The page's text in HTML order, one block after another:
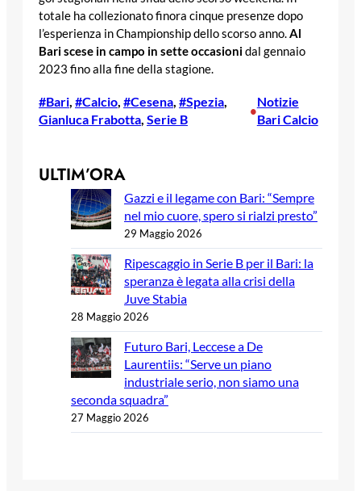
totale ha collezionato finora cinque presenze dopo
l’esperienza in Championship dello scorso anno.Al
Bari scese in campo in sette occasionidal gennaio
2023 fino alla fine della stagione.
#Bari, #Calcio, #Cesena, #Spezia
Gianluca Frabotta, Serie B
•
Notizie
Bari Calcio
ULTIM’ORA
Gazzi e il legame con Bari: “Sempre
nel mio cuore, spero si rialzi presto”
29 Maggio 2026
Ripescaggio in Serie B per il Bari: la
speranza è legata alla crisi della
Juve Stabia
28 Maggio 2026
Futuro Bari, Leccese a De
Laurentiis: “Serve un piano
industriale serio, non siamo una
seconda squadra”
27 Maggio 2026